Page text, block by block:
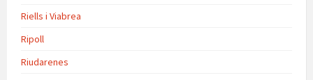
Riells i Viabrea
Ripoll
Riudarenes